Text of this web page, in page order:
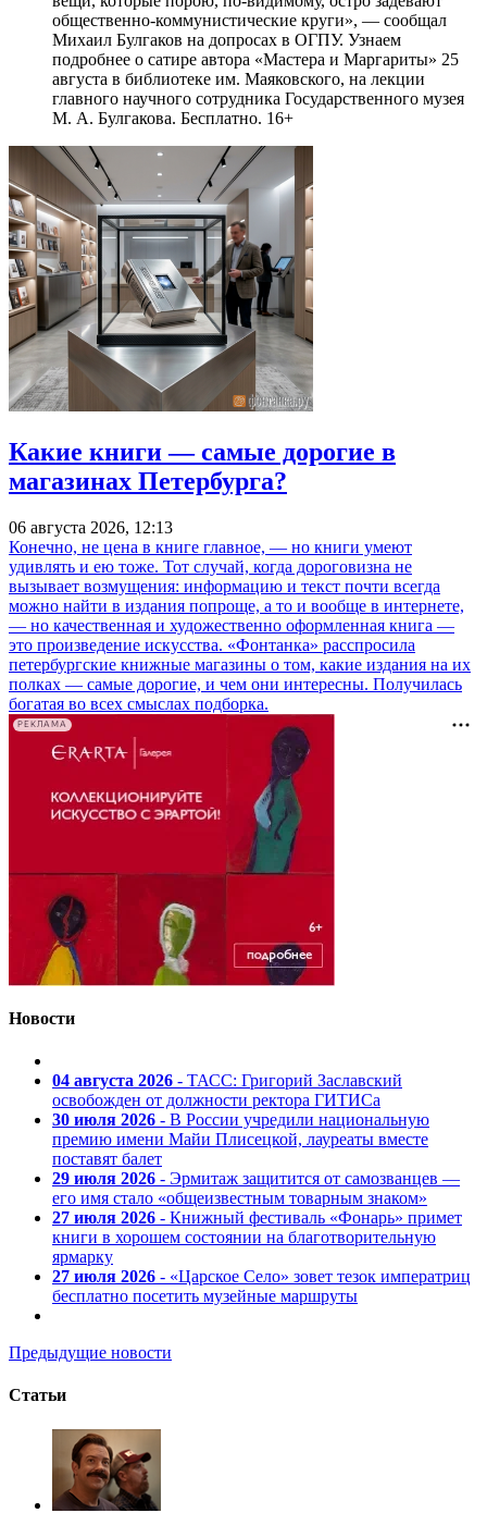
общественно-коммунистические круги», — сообщал
Михаил Булгаков на допросах в ОГПУ. Узнаем
подробнее о сатире автора «Мастера и Маргариты» 25
августа в библиотеке им. Маяковского, на лекции
главного научного сотрудника Государственного музея
М. А. Булгакова. Бесплатно. 16+
Какие книги — самые дорогие в
магазинах Петербурга?
06 августа 2026, 12:13
Конечно, не цена в книге главное, — но книги умеют
удивлять и ею тоже. Тот случай, когда дороговизна не
вызывает возмущения: информацию и текст почти всегда
можно найти в издания попроще, а то и вообще в интернете,
— но качественная и художественно оформленная книга —
это произведение искусства. «Фонтанка» расспросила
петербургские книжные магазины о том, какие издания на их
полках — самые дорогие, и чем они интересны. Получилась
богатая во всех смыслах подборка.
РЕКЛАМА
Новости
04 августа 2026 - ТАСС: Григорий Заславский
освобожден от должности ректора ГИТИСа
30 июля 2026 - В России учредили национальную
премию имени Майи Плисецкой, лауреаты вместе
поставят балет
29 июля 2026 - Эрмитаж защитится от самозванцев —
его имя стало «общеизвестным товарным знаком»
27 июля 2026 - Книжный фестиваль «Фонарь» примет
книги в хорошем состоянии на благотворительную
ярмарку
27 июля 2026 - «Царское Село» зовет тезок императриц
бесплатно посетить музейные маршруты
Предыдущие новости
Статьи